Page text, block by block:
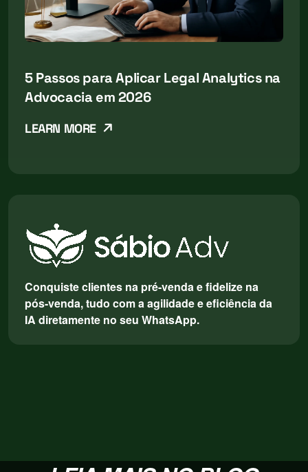
5 Passos para Aplicar Legal Analytics na
Advocacia em 2026
LEARN MORE
Conquiste clientes na pré-venda e fidelize na
pós-venda, tudo com a agilidade e eficiência da
IA diretamente no seu WhatsApp.